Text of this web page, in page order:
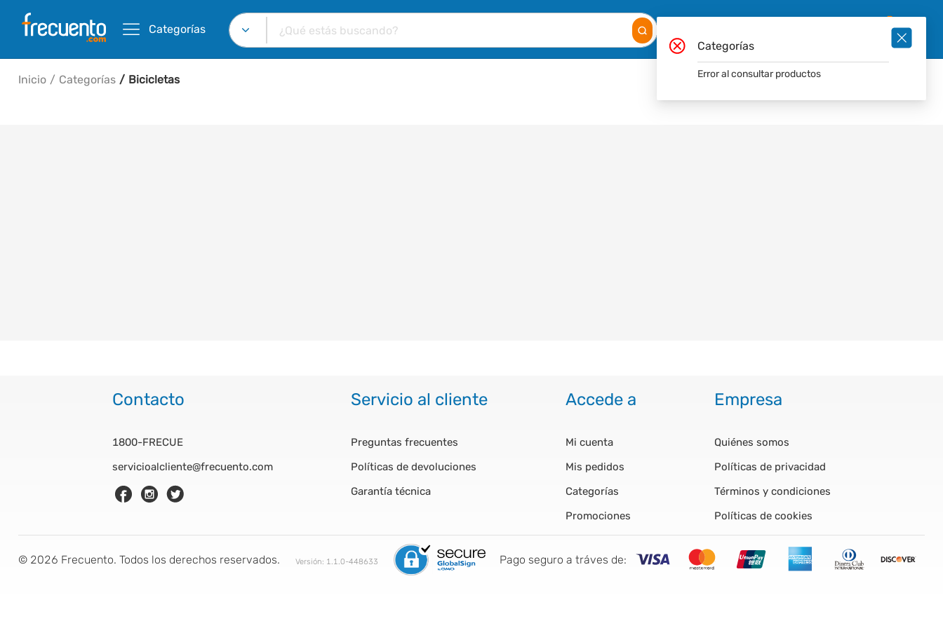
Categorías
Inicio Categorías Bicicletas
Contacto
1800-FRECUE
servicioalcliente@frecuento.com
Servicio al cliente
Preguntas frecuentes
Políticas de devoluciones
Garantía técnica
Accede a
Mi cuenta
Mis pedidos
Categorías
Promociones
Empresa
Quiénes somos
Políticas de privacidad
Términos y condiciones
Políticas de cookies
© 2026 Frecuento. Todos los derechos reservados. Versión: 1.1.0-448633 Pago seguro a tráves de:
Categorías
Error al consultar productos